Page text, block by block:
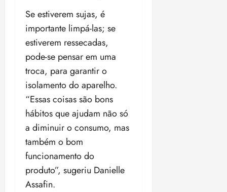
Se estiverem sujas, é
importante limpá-las; se
estiverem ressecadas,
pode-se pensar em uma
troca, para garantir o
isolamento do aparelho.
“Essas coisas são bons
hábitos que ajudam não só
a diminuir o consumo, mas
também o bom
funcionamento do
produto”, sugeriu Danielle
Assafin.